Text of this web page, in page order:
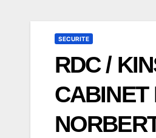
SECURITE
RDC /
CABINET